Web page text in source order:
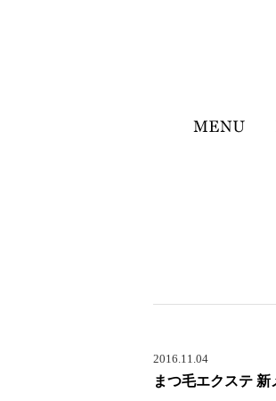
2016.11.04
まつ毛エクステ 新